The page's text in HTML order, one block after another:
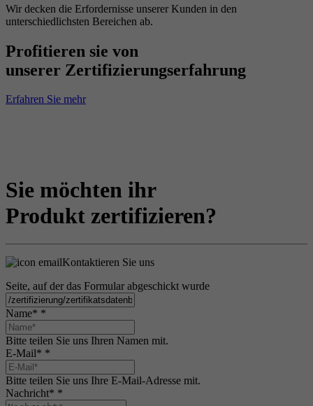
Wir decken die Erfordernisse unserer Kunden in den
unterschiedlichsten Bereichen ab.
Profitieren sie von
unserer Zertifizierungserfahrung
Erfahren Sie mehr
Sie möchten ihr
Produkt zertifizieren?
Kontaktieren Sie uns
Seite, auf der das Formular abgeschickt wurde
Name* *
Bitte teilen Sie uns Ihren Namen mit.
E-Mail* *
Bitte teilen Sie uns Ihre E-Mail-Adresse mit.
Nachricht* *